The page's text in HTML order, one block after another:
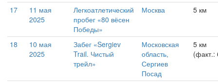
17
11 мая
2025
Легкоатлетический
пробег «80 вёсен
Победы»
Москва 5 км
18
10 мая
2025
Забег «Sergiev
Trail. Чистый
трейл»
Московская
область,
Сергиев
Посад
5 км
(факт.: